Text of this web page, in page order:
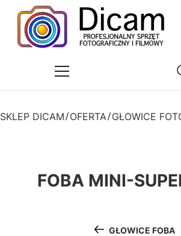
SKLEP DICAM OFERTA GŁOWICE
FOBA MINI-
GŁOWICE FOBA